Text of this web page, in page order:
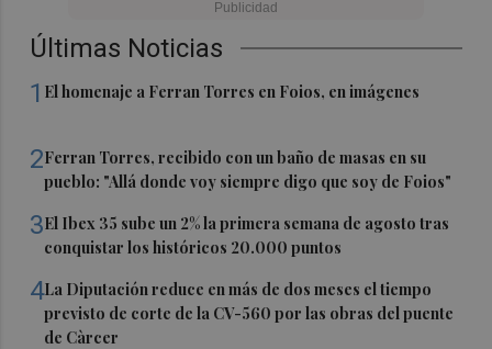
Últimas Noticias
1 El homenaje a Ferran Torres en Foios, en imágenes
2Ferran Torres, recibido con un baño de masas en su
pueblo: "Allá donde voy siempre digo que soy de Foios"
3El Ibex 35 sube un 2% la primera semana de agosto tras
conquistar los históricos 20.000 puntos
4La Diputación reduce en más de dos meses el tiempo
previsto de corte de la CV-560 por las obras del puente
de Càrcer